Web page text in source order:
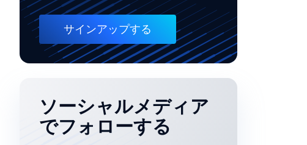
サインアップする
ソーシャルメディア
でフォローする